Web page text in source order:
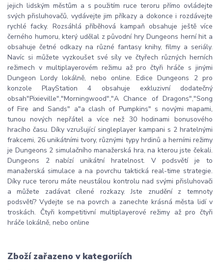
jejich lidským městům a s použitím ruce teroru přímo ovládejte
svých přisluhovačů, vydávejte jim příkazy a dokonce i rozdávejte
rychlé facky. Rozsáhlá příběhová kampaň obsahuje ještě více
černého humoru, který udělal z původní hry Dungeons herní hit a
obsahuje četné odkazy na různé fantasy knihy, filmy a seriály.
Navíc si můžete vyzkoušet své síly ve čtyřech různých herních
režimech v multiplayerovém režimu až pro čtyři hráče s jinými
Dungeon Lordy lokálně, nebo online. Edice Dungeons 2 pro
konzole PlayStation 4 obsahuje exkluzivní dodatečný
obsah"Pixieville","Morningwood","A Chance of Dragons","Song
of Fire and Sands" a"a clash of Pumpkins" s novými mapami,
tunou nových nepřátel a více než 30 hodinami bonusového
hracího času. Díky vzrušující singleplayer kampani s 2 hratelnými
frakcemi, 26 unikátními tvory, různými typy hrdinů a herními režimy
je Dungeons 2 simulačního manažerská hra, na kterou jste čekali.
Dungeons 2 nabízí unikátní hratelnost. V podsvětí je to
manažerská simulace a na povrchu taktická real-time strategie.
Díky ruce teroru máte neustálou kontrolu nad svými přisluhovači
a můžete zadávat cílené rozkazy. Jste znudění z temnoty
podsvětí? Vydejte se na povrch a zanechte krásná města lidí v
troskách. Čtyři kompetitivní multiplayerové režimy až pro čtyři
hráče lokálně, nebo online
Zboží zařazeno v kategoriích